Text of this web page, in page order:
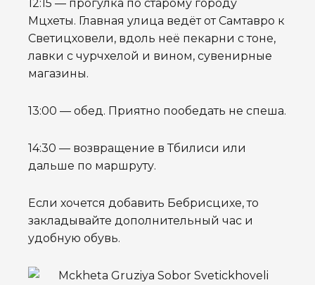
12:15 — прогулка по старому городу
Мцхеты. Главная улица ведёт от Самтавро к
Светицховели, вдоль неё пекарни с тоне,
лавки с чурчхелой и вином, сувенирные
магазины.
13:00 — обед. Приятно пообедать не спеша.
14:30 — возвращение в Тбилиси или
дальше по маршруту.
Если хочется добавить Бебрисцихе, то
закладывайте дополнительный час и
удобную обувь.